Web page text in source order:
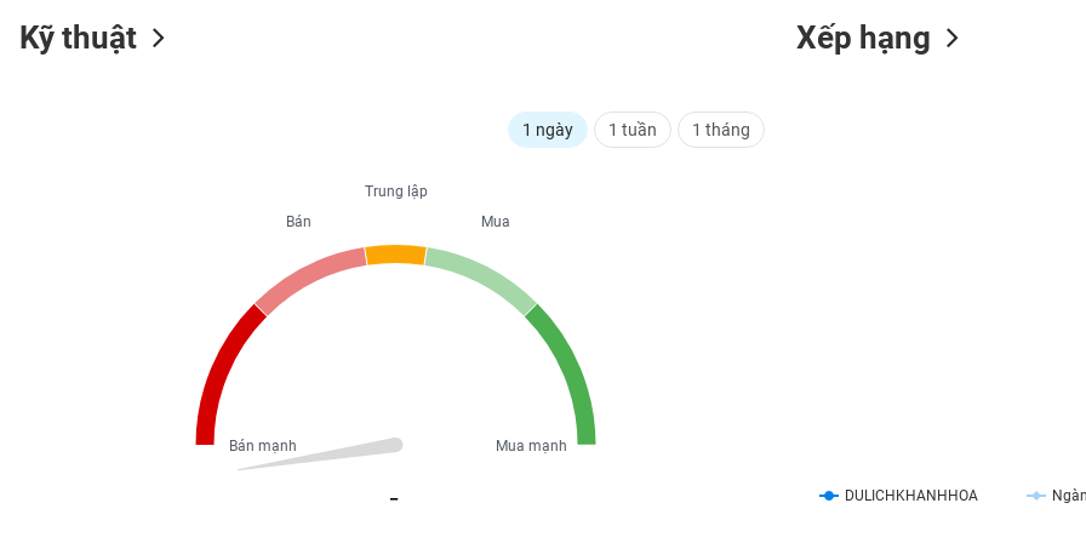
Kỹ thuật
1 ngày 1 tuần 1 tháng
Trung lập
Mua
Mua mạnh
Bán
Bán mạnh
Xếp hạng
DULICHKHANHHOA